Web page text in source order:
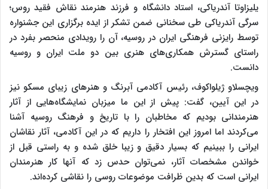
یلیزاوتا آندریاکی، استاد دانشگاه و فرزند هنرمند نقاش فقید روس؛
سرگی آندریاکی طی سخنانی ضمن تشکر از ایده برگزاری این جشنواره
توسط رایزنی فرهنگی ایران در روسیه، آن را رویدادی منحصر بفرد در
راستای گسترش همکاری‌های هنری بین دو ملت ایران و روسیه
دانست.
ویچسلاو ژیلواکوف، رئیس آکادمی آبرنگ و هنرهای زیبای مسکو نیز
در این آیین، گفت: پیش از این ما میزبان نمایشگاه‌هایی از آثار
هنرمندانی بودیم که مخاطبان را با تاریخ و فرهنگ روسیه آشنا
می‌کردند اما امروز این افتخار را داریم که در این آکادمی، آثار نقاشان
ایرانی را ببینیم که بسیار دقیق و زیبا خلق شده و به راستی قبل از
خواندن مشخصات آثار، نمی‌توان حدس زد که آنها کار هنرمندان
ایرانی است که بدین ظرافت موضوعات روسی را نقاشی کرده‌اند.